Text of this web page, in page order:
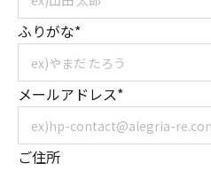
ふりがな*
メールアドレス*
ご住所